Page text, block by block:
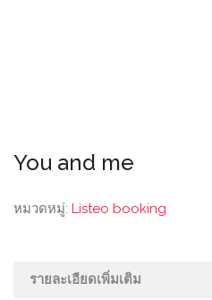
You and me
หมวดหมู่: Listeo booking
รายละเอียดเพิ่มเติม